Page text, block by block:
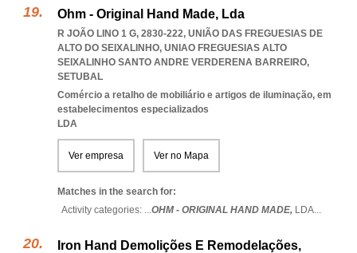
Ohm - Original Hand Made, Lda
R JOÃO LINO 1 G, 2830-222, UNIÃO DAS FREGUESIAS DE
ALTO DO SEIXALINHO, UNIAO FREGUESIAS ALTO
SEIXALINHO SANTO ANDRE VERDERENA BARREIRO,
SETUBAL
Comércio a retalho de mobiliário e artigos de iluminação, em
estabelecimentos especializados
LDA
Ver empresa Ver no Mapa
Matches in the search for:
Activity categories: ...OHM - ORIGINAL HAND MADE, LDA...
Iron Hand Demolições E Remodelações,